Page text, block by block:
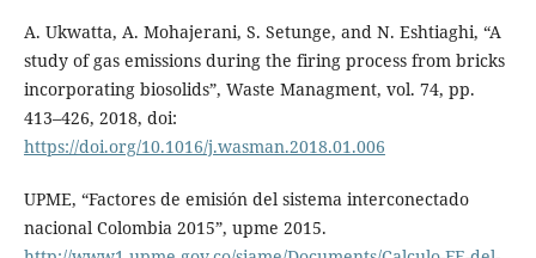
A. Ukwatta, A. Mohajerani, S. Setunge, and N. Eshtiaghi, “A
study of gas emissions during the firing process from bricks
incorporating biosolids”, Waste Managment, vol. 74, pp.
413–426, 2018, doi:
https://doi.org/10.1016/j.wasman.2018.01.006
UPME, “Factores de emisión del sistema interconectado
nacional Colombia 2015”, upme 2015.